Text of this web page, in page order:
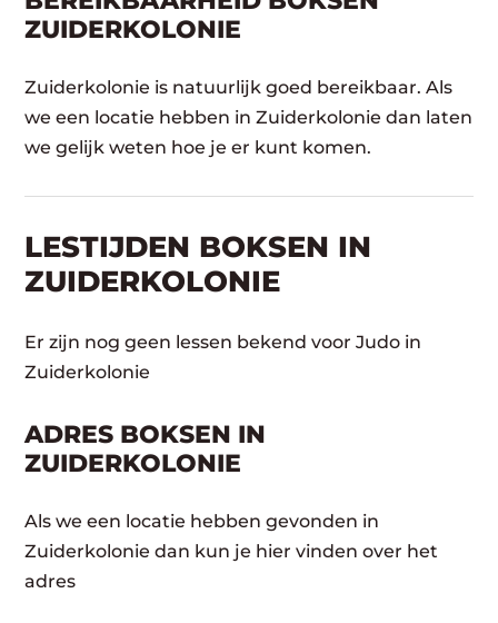
ZUIDERKOLONIE
Zuiderkolonie is natuurlijk goed bereikbaar. Als
we een locatie hebben in Zuiderkolonie dan laten
we gelijk weten hoe je er kunt komen.
LESTIJDEN BOKSEN IN
ZUIDERKOLONIE
Er zijn nog geen lessen bekend voor Judo in
Zuiderkolonie
ADRES BOKSEN IN
ZUIDERKOLONIE
Als we een locatie hebben gevonden in
Zuiderkolonie dan kun je hier vinden over het
adres